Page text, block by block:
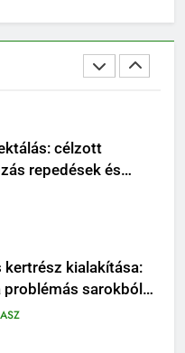
amely valóban illik
célzott
repedések és
esetén
kertrész kialakítása:
problémás sarokból